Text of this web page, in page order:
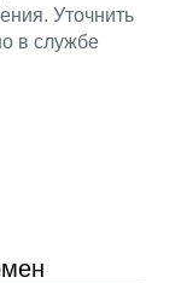
Уточнить
в службе